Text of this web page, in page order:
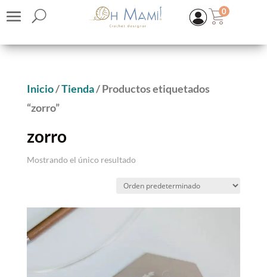
0
Inicio/Tienda/ Productos etiquetados
“zorro”
zorro
Mostrando el único resultado
KIT | Top Nube